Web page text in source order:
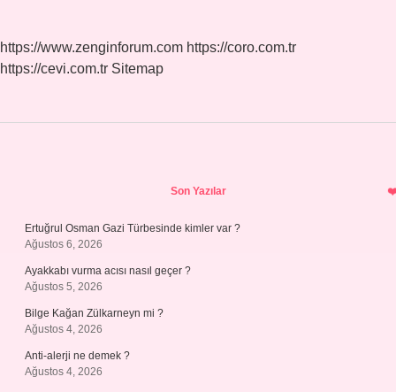
https://www.zenginforum.com https://coro.com.tr
https://cevi.com.tr Sitemap
Son Yazılar
Ertuğrul Osman Gazi Türbesinde kimler var ?
Ağustos 6, 2026
Ayakkabı vurma acısı nasıl geçer ?
Ağustos 5, 2026
Bilge Kağan Zülkarneyn mi ?
Ağustos 4, 2026
Anti-alerji ne demek ?
Ağustos 4, 2026